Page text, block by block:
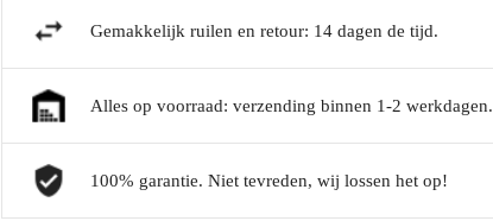
Gemakkelijk ruilen en retour: 14 dagen de tijd.
Alles op voorraad: verzending binnen 1-2 werkdagen.
100% garantie. Niet tevreden, wij lossen het op!